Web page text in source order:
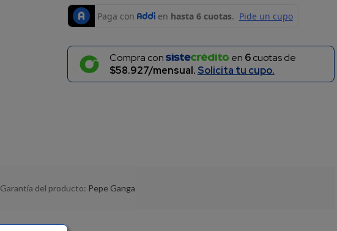
Compra con en 6cuotas de
$58.927/mensual. Solicita tu cupo.
Garantía del producto: Pepe Ganga